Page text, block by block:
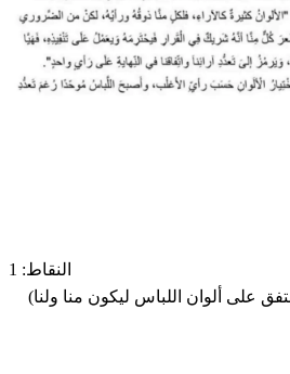
النقاط: 1
على ألوان اللباس ليكون منا ولنا)